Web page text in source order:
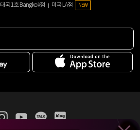
태국 1호 Bangkok점 미국 LA점 NEW